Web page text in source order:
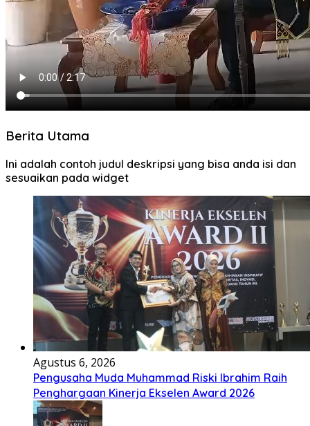
Berita Utama
Ini adalah contoh judul deskripsi yang bisa anda isi dan
sesuaikan pada widget
Agustus 6, 2026
Pengusaha Muda Muhammad Riski Ibrahim Raih
Penghargaan Kinerja Ekselen Award 2026